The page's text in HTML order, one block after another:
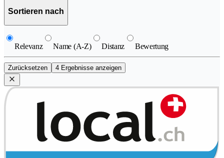
Sortieren nach
Relevanz Name (A-Z) Distanz Bewertung
Zurücksetzen 4 Ergebnisse anzeigen